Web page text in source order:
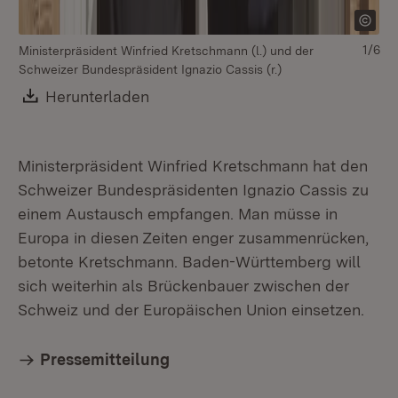
Ministerpräsident Winfried Kretschmann (l.) und der
Schweizer Bundespräsident Ignazio Cassis (r.)
Download:
Herunterladen
1/6
Ministerpräsident Winfried Kretschmann hat den
Schweizer Bundespräsidenten Ignazio Cassis zu
einem Austausch empfangen. Man müsse in
Europa in diesen Zeiten enger zusammenrücken,
betonte Kretschmann. Baden-Württemberg will
sich weiterhin als Brückenbauer zwischen der
Schweiz und der Europäischen Union einsetzen.
Pressemitteilung